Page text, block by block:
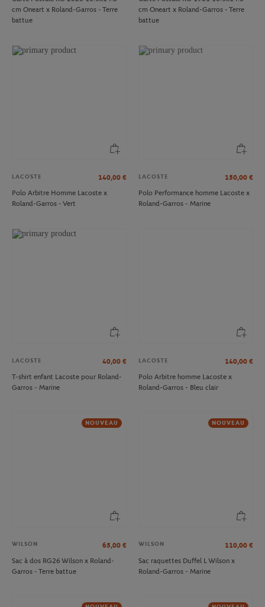
cm Oneart x Roland-Garros - Terre
battue
cm Oneart x Roland-Garros - Terre
battue
LACOSTE 140,00 €
Polo Arbitre Homme Lacoste x
Roland-Garros - Vert
LACOSTE 150,00 €
Polo Performance homme Lacoste x
Roland-Garros - Marine
LACOSTE 40,00 €
T-shirt enfant Lacoste pour Roland-
Garros - Marine
LACOSTE 140,00 €
Polo Arbitre homme Lacoste x
Roland-Garros - Bleu clair
NOUVEAU
WILSON 65,00 €
Sac à dos RG26 Wilson x Roland-
Garros - Terre battue
NOUVEAU
WILSON 110,00 €
Sac raquettes Duffel L Wilson x
Roland-Garros - Marine